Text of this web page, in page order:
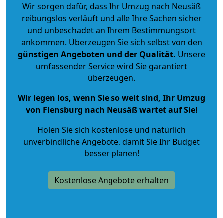
Wir sorgen dafür, dass Ihr Umzug nach Neusäß
reibungslos verläuft und alle Ihre Sachen sicher
und unbeschadet an Ihrem Bestimmungsort
ankommen. Überzeugen Sie sich selbst von den
günstigen Angeboten und der Qualität. Unsere
umfassender Service wird Sie garantiert
überzeugen.
Wir legen los, wenn Sie so weit sind, Ihr Umzug
von Flensburg nach Neusäß wartet auf Sie!
Holen Sie sich kostenlose und natürlich
unverbindliche Angebote, damit Sie Ihr Budget
besser planen!
Kostenlose Angebote erhalten